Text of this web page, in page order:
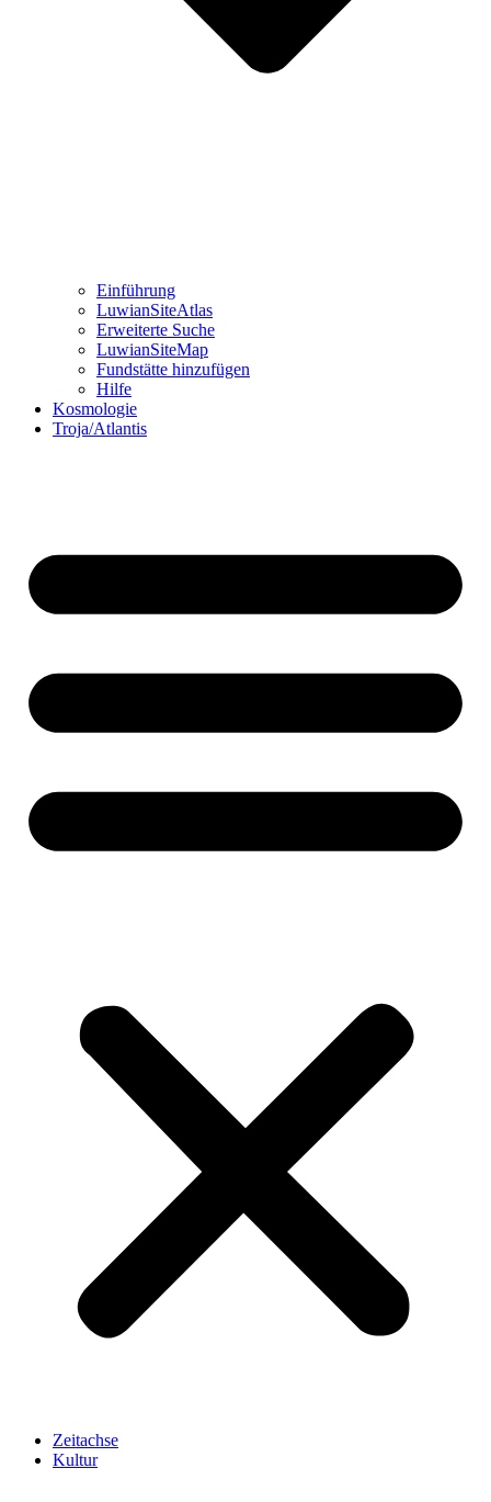
Einführung
LuwianSiteAtlas
Erweiterte Suche
LuwianSiteMap
Fundstätte hinzufügen
Hilfe
Kosmologie
Troja/Atlantis
Zeitachse
Kultur